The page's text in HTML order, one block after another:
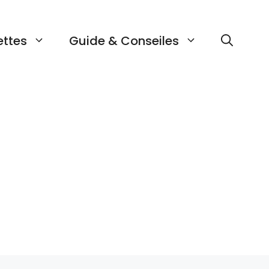
Guide & Conseiles